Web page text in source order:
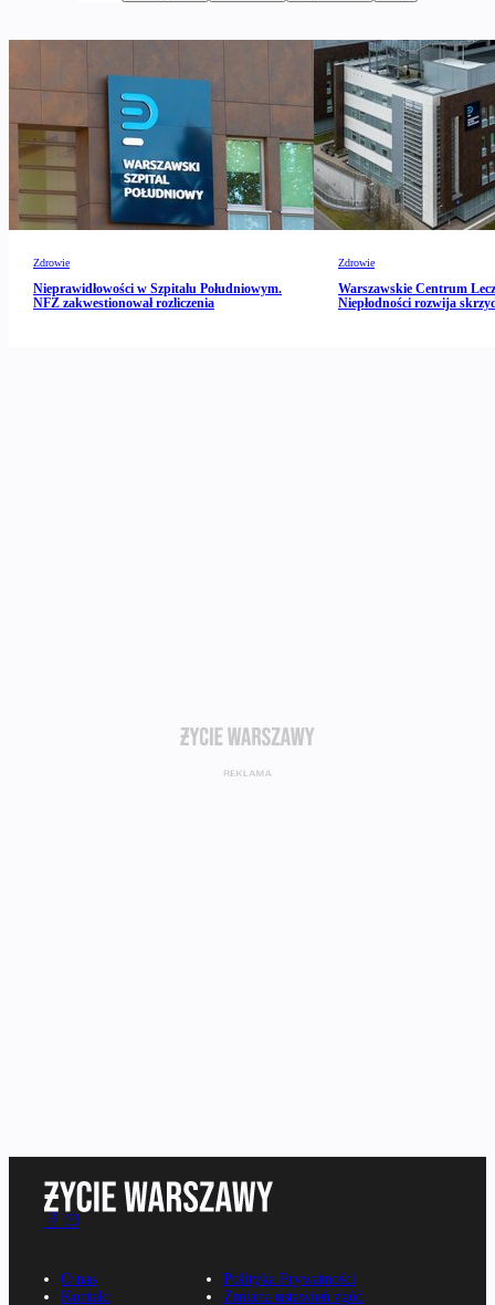
Zdrowie
Nieprawidłowości w Szpitalu Południowym.
NFZ zakwestionował rozliczenia
Zdrowie
Warszawskie Centrum
Niepłodności rozwija
O nas
Kontakt
Polityka Prywatności
Zmiana ustawień zgód